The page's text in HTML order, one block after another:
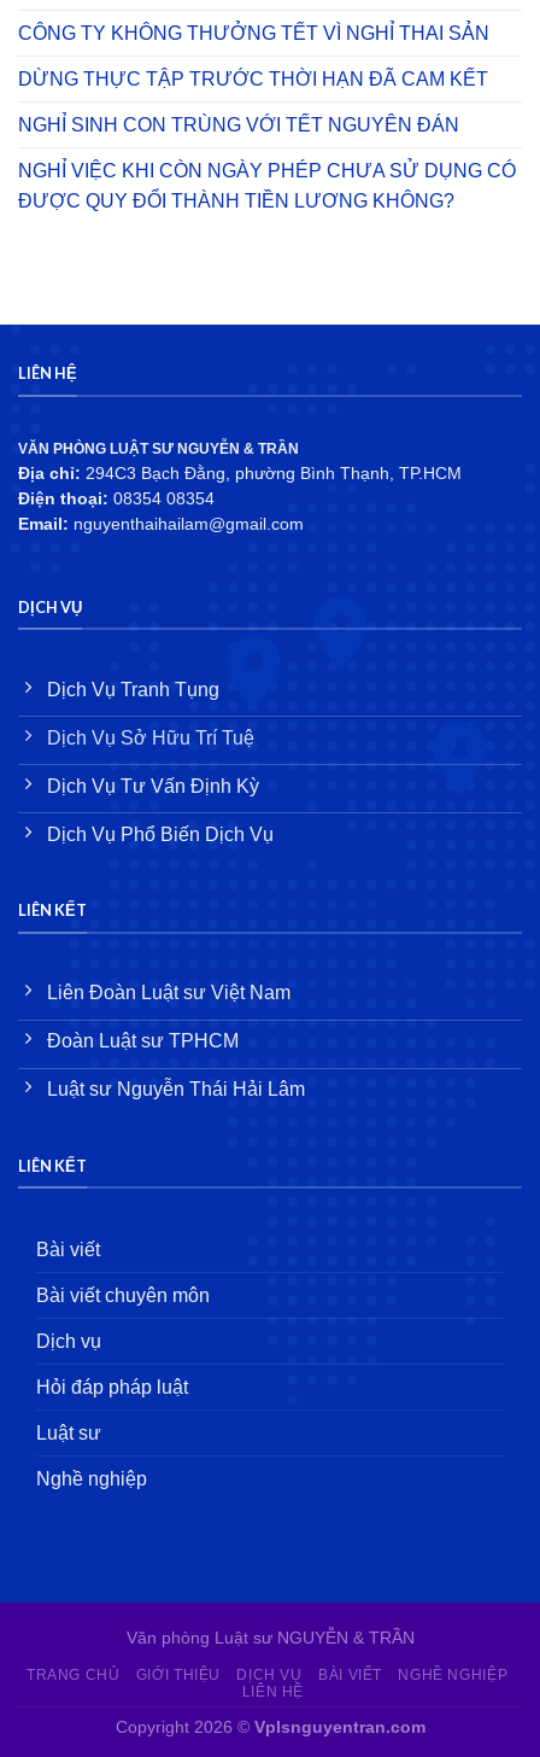
CÔNG TY KHÔNG THƯỞNG TẾT VÌ NGHỈ THAI SẢN
DỪNG THỰC TẬP TRƯỚC THỜI HẠN ĐÃ CAM KẾT
NGHỈ SINH CON TRÙNG VỚI TẾT NGUYÊN ĐÁN
NGHỈ VIỆC KHI CÒN NGÀY PHÉP CHƯA SỬ DỤNG CÓ
ĐƯỢC QUY ĐỔI THÀNH TIỀN LƯƠNG KHÔNG?
LIÊN HỆ
VĂN PHÒNG LUẬT SƯ NGUYỄN & TRẦN
Địa chỉ: 294C3 Bạch Đằng, phường Bình Thạnh, TP.HCM
Điện thoại: 08354 08354
Email: nguyenthaihailam@gmail.com
DỊCH VỤ
Dịch Vụ Tranh Tụng
Dịch Vụ Sở Hữu Trí Tuệ
Dịch Vụ Tư Vấn Định Kỳ
Dịch Vụ Phổ Biến Dịch Vụ
LIÊN KẾT
Liên Đoàn Luật sư Việt Nam
Đoàn Luật sư TPHCM
Luật sư Nguyễn Thái Hải Lâm
LIÊN KẾT
Bài viết
Bài viết chuyên môn
Dịch vụ
Hỏi đáp pháp luật
Luật sư
Nghề nghiệp
Văn phòng Luật sư NGUYỄN & TRẦN
TRANG CHỦ GIỚI THIỆU DỊCH VỤ BÀI VIẾT
NGHỀ NGHIỆP
LIÊN HỆ
Copyright 2026 © Vplsnguyentran.com